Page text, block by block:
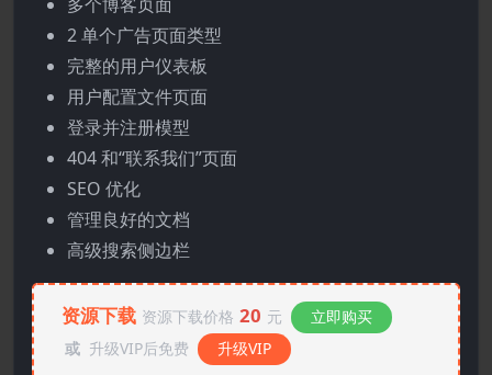
2 单个广告页面类型
完整的用户仪表板
用户配置文件页面
登录并注册模型
404 和“联系我们”页面
SEO 优化
管理良好的文档
高级搜索侧边栏
资源下载 资源下载价格 20 元
立即购买
或 升级VIP后免费 升级VIP